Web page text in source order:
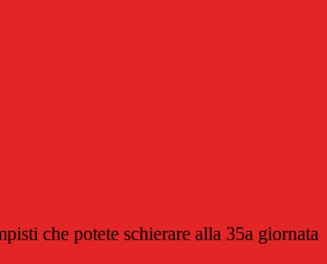
che potete schierare alla 35a giornata